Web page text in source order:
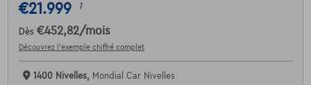
€21.999 1
Dès €452,82/mois
Découvrez l’exemple chiffré complet
1400 Nivelles, Mondial Car Nivelles